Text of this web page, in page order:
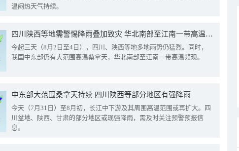
温闷热天气持续。
四川陕西等地需警惕降雨叠加致灾 华北南部至江南一带高温频现
今起三天（8月2日至4日），四川、陕西等地多地雨势仍猛烈。同时，
我国中东部仍有大范围高温桑拿天，华北南部至江南一带高温频现。
中东部大范围桑拿天持续 四川陕西等部分地区有强降雨
今天（7月31日）至8月初，长江中下游及其周围高温范围或再扩大。四
川盆地、陕西、甘肃的部分地区或现强降雨，需及时关注预警预报信
息。